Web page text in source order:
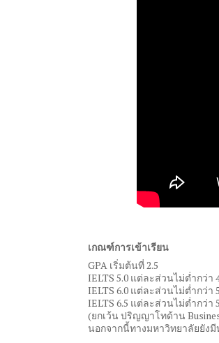
เกณฑ์การเข้าเรียน
GPA เริ่มต้นที่2.5
IELTS 5.0 แต่ละส่วนไม่ต่ำกว่า
IELTS 6.0 แต่ละส่วนไม่ต่ำกว่า
IELTS 6.5 แต่ละส่วนไม่ต่ำกว่า
(ยกเว้น ปริญญาโทด้าน
นอกจากนี้ทางมหาวิทยาลัยยัง